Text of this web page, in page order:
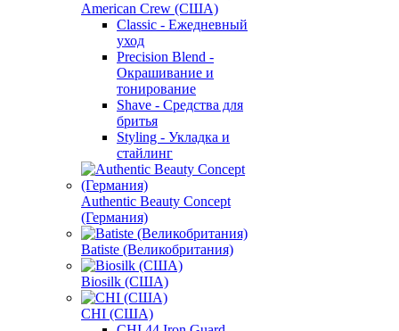
American Crew (США)
Classic - Ежедневный
уход
Precision Blend -
Окрашивание и
тонирование
Shave - Средства для
бритья
Styling - Укладка и
стайлинг
Authentic Beauty Concept
(Германия)
Batiste (Великобритания)
Biosilk (США)
CHI (США)